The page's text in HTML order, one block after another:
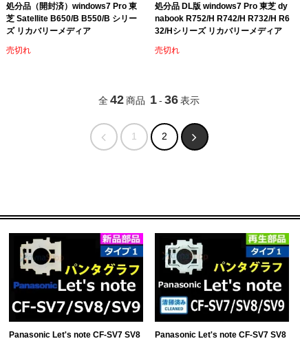
処分品（開封済）windows7 Pro 東
芝 Satellite B650/B B550/B シリー
ズ リカバリーメディア
売切れ
処分品 DL版 windows7 Pro 東芝 dy
nabook R752/H R742/H R732/H R6
32/Hシリーズ リカバリーメディア
売切れ
全42商品 1- 36表示
1 2
Panasonic Let's note CF-SV7 SV8
Panasonic Let's note CF-SV7 SV8